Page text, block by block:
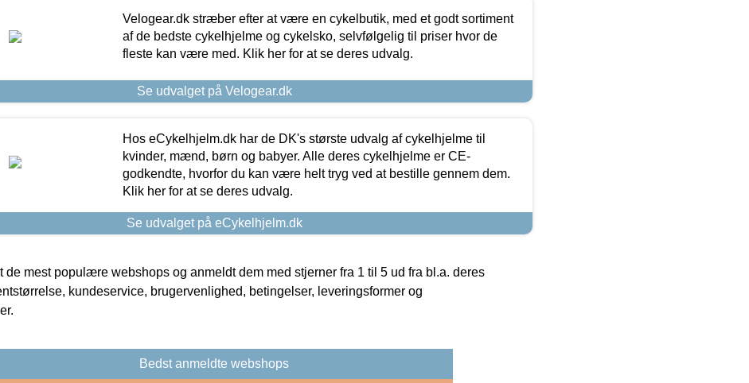
Velogear.dk stræber efter at være en cykelbutik, med et godt sortiment
af de bedste cykelhjelme og cykelsko, selvfølgelig til priser hvor de
fleste kan være med. Klik her for at se deres udvalg.
Se udvalget på Velogear.dk
Hos eCykelhjelm.dk har de DK's største udvalg af cykelhjelme til
kvinder, mænd, børn og babyer. Alle deres cykelhjelme er CE-
godkendte, hvorfor du kan være helt tryg ved at bestille gennem dem.
Klik her for at se deres udvalg.
Se udvalget på eCykelhjelm.dk
de mest populære webshops og anmeldt dem med stjerner fra 1 til 5 ud fra bl.a. deres
kundeservice, brugervenlighed, betingelser, leveringsformer og
Bedst anmeldte webshops